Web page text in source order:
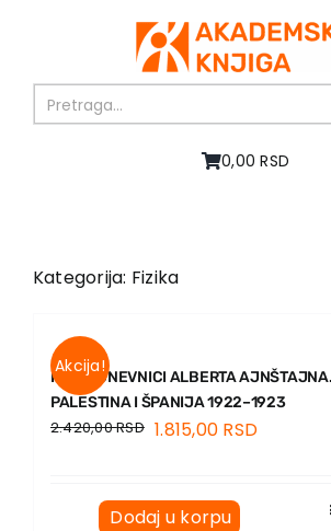
0,00 RSD
O nama
U pripremi
Akcija
Autori
EU PROJEKTI
Kategorija: Fizika
Akcija!
PUTNI DNEVNICI ALBERTA
PALESTINA I ŠPANIJA 1922–1923
2.420,00RSD 1.815,00 RSD
Dodaj u korpu